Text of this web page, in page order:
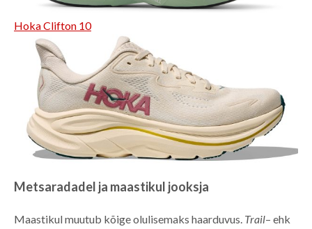
Hoka Clifton 10
Metsaradadel ja maastikul jooksja
Maastikul muutub kõige olulisemaks haarduvus. Trail– ehk